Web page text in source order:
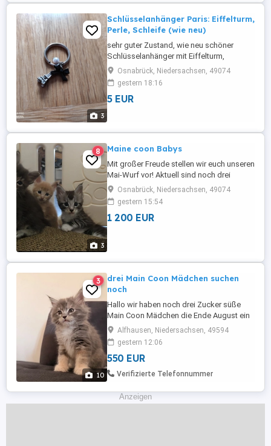
3
Schlüsselanhänger Paris: Eiffelturm,
Perle, Schleife (wie neu)
sehr guter Zustand, wie neu schöner
Schlüsselanhänger mit Eiffelturm,
Schmuckperle und schwarzem
Schleifchen Material: u.a. Metall
Abmessungen Ring: ca. 2 cm
Osnabrück, Niedersachsen, 49074
gestern 18:16
5 EUR
3
8 Maine coon Babys
Mit großer Freude stellen wir euch unseren
Mai-Wurf vor! Aktuell sind noch drei
bezaubernde Jungs auf der Suche nach
ihrem Für-immer-Zuhause und freuen sich
auf liebevolle Familien. Reservierungen
sind ab sofort möglich! Unsere Kitten
Osnabrück, Niedersachsen, 49074
gestern 15:54
1 200 EUR
10
3
drei Main Coon Mädchen suchen
noch
Hallo wir haben noch drei Zucker süße
Main Coon Mädchen die Ende August ein
neues Zuhause suchen. sie sind bereits
stubenrein und fressen trocken wie auch
Nassfutter. die kleinen Mäuse sind in
mitten unserer Familie geboren und
wachsen dort liebevoll mit Kindern auf. sie
Alfhausen, Niedersachsen, 49594
gestern 12:06
550 EUR
Verifizierte Telefonnummer
Anzeigen